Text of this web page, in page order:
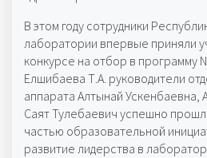
В этом году сотрудники
лаборатории впервые приняли
конкурсе на отбор в программу
Елшибаева Т.А. руководители
аппарата Алтынай Ускенбаевна,
Саят Тулебаевич успешно
частью образовательной
развитие лидерства в